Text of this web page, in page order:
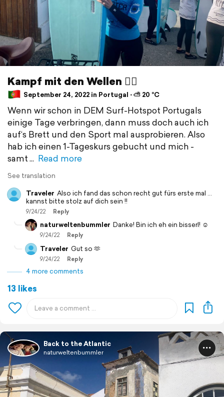
Kampf mit den Wellen 🏄‍♀️
September 24, 2022 in Portugal ⋅ ⛅ 20 °C
Wenn wir schon in DEM Surf-Hotspot Portugals
einige Tage verbringen, dann muss doch auch ich
auf‘s Brett und den Sport mal ausprobieren. Also
hab ich einen 1-Tageskurs gebucht und mich -
samt
Read more
See translation
Traveler Also ich fand das schon recht gut fürs erste mal …
kannst bitte stolz auf dich sein !!
9/24/22 Reply
naturweltenbummler Danke! Bin ich eh ein bisserl! ☺️
9/24/22 Reply
Traveler Gut so 🫶
9/24/22 Reply
4 more comments
13 likes
Back to the Atlantic
naturweltenbummler